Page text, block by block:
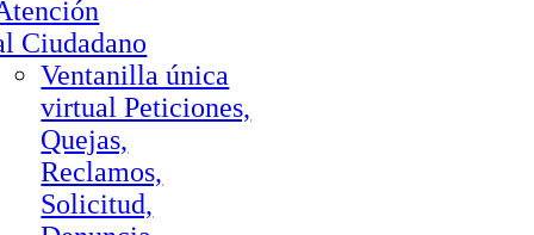
Ciudadano
Ventanilla única
virtual Peticiones,
Quejas,
Reclamos,
Solicitud,